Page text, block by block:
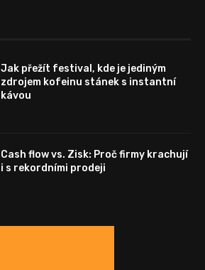
Jak přežít festival, kde je jediným
zdrojem kofeinu stánek s instantní
kávou
Cash flow vs. Zisk: Proč firmy krachují
i s rekordními prodeji